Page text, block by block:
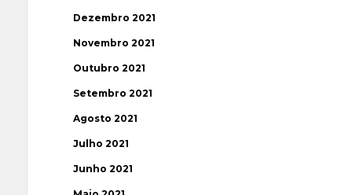
Dezembro 2021
Novembro 2021
Outubro 2021
Setembro 2021
Agosto 2021
Julho 2021
Junho 2021